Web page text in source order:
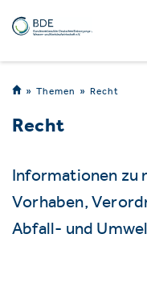
Themen Recht
Recht
Informationen zu
Vorhaben,
Abfall- und